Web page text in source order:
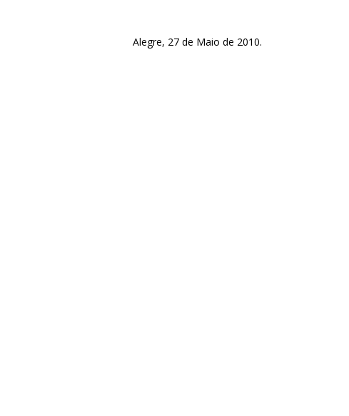
Alegre, 27 de Maio de 2010.